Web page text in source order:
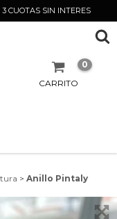
CUOTAS SIN INTERES
CARRITO
0
> Anillo Pintaly